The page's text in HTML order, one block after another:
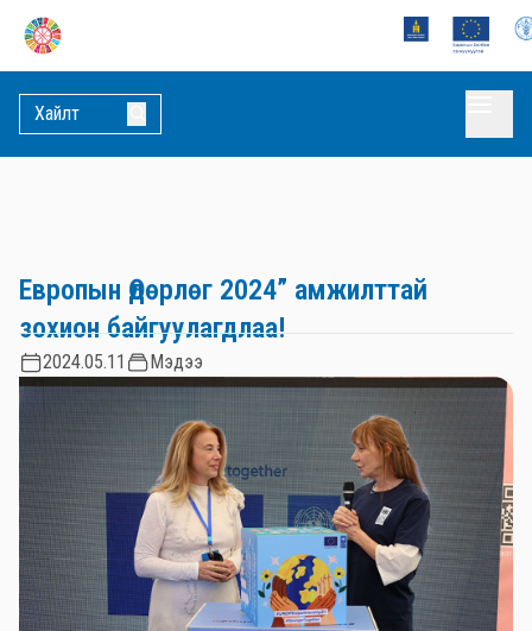
Европын Өдөрлөг 2024” амжилттай
зохион байгуулагдлаа!
2024.05.11 Мэдээ